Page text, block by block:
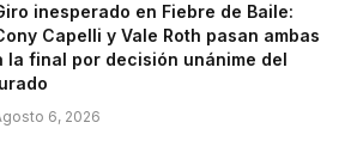
inesperado en Fiebre de Baile:
Capelli y Vale Roth pasan ambas
la final por decisión unánime del
6, 2026